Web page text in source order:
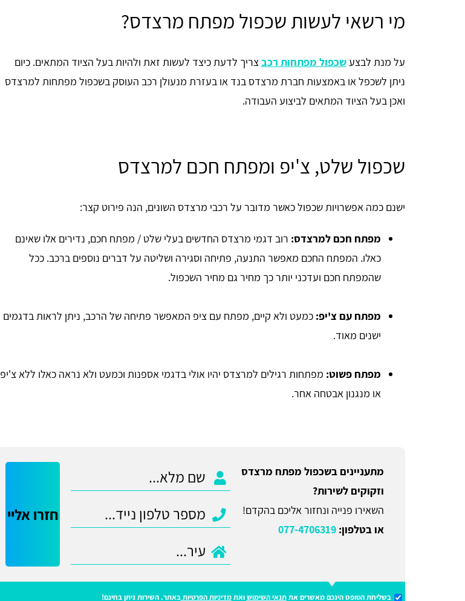
מי רשאי לעשות שכפול מפתח מרצדס?
על מנת לבצעשכפול מפתחות רכבצריך לדעת כיצד לעשות זאת ולהיות בעל הציוד המתאים. כיום
ניתן לשכפל או באמצעות חברת מרצדס בנד או בעזרת מנעולן רכב העוסק בשכפול מפתחות למרצדס
ואכן בעל הציוד המתאים לביצוע העבודה.
שכפול שלט, צ'יפ ומפתח חכם למרצדס
ישנם כמה אפשרויות שכפול כאשר מדובר על רכבי מרצדס השונים, הנה פירוט קצר:
מפתח חכם למרצדס: רוב דגמי מרצדס החדשים בעלי שלט / מפתח חכם, נדירים אלו שאינם
כאלו. המפתח החכם מאפשר התנעה, פתיחה וסגירה ושליטה על דברים נוספים ברכב. ככל
שהמפתח חכם ועדכני יותר כך מחיר גם מחיר השכפול.
מפתח עם צ'יפ: כמעט ולא קיים, מפתח עם ציפ המאפשר פתיחה של הרכב, ניתן לראות בדגמים
ישנים מאוד.
מפתח פשוט: מפתחות רגילים למרצדס יהיו אולי בדגמי אספנות וכמעט ולא נראה כאלו ללא צ'יפ
או מנגנון אבטחה אחר.
מתעניינים בשכפול מפתח מרצדס
וזקוקים לשירות?
השאירו פנייה ונחזור אליכם בהקדם!
או בטלפון:077-4706319
חזרו אליי
בשליחת הטופס הינכם מאשרים אתתנאי השימושואתמדיניות הפרטיות באתר. השירות ניתן בחינם!